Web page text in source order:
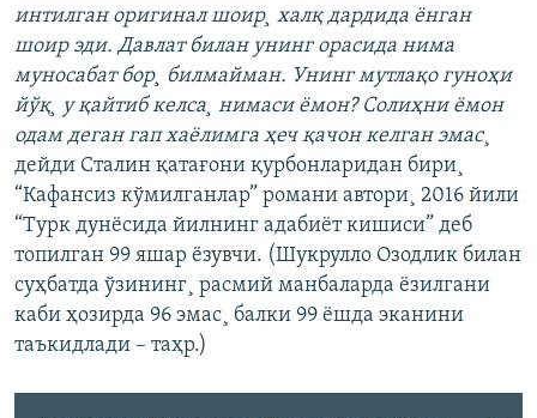
интилган оригинал шоир¸ халқ дардида ëнган
шоир эди. Давлат билан унинг орасида нима
муносабат бор¸ билмайман. Унинг мутлақо гуноҳи
йўқ¸ у қайтиб келса¸ нимаси ëмон? Солиҳни ëмон
одам деган гап хаëлимга ҳеч қачон келган эмас¸
дейди Сталин қатағони қурбонларидан бири¸
“Кафансиз кўмилганлар” романи автори¸ 2016 йили
“Турк дунёсида йилнинг адабиёт кишиси” деб
топилган 99 яшар ëзувчи. (Шукрулло Озодлик билан
суҳбатда ўзининг¸ расмий манбаларда ëзилгани
каби ҳозирда 96 эмас¸ балки 99 ëшда эканини
таъкидлади – таҳр.)